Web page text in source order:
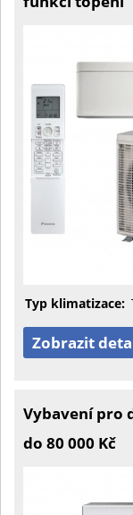
Typ klimatizace:
Zobrazit
Vybavení pro
do 80 000 Kč